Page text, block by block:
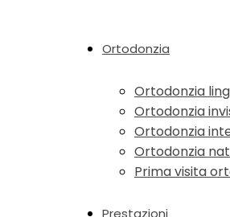
Ortodonzia
Ortodonzia
Ortodonzia
Ortodonzia
Ortodonzia
Prima visita
Prestazioni